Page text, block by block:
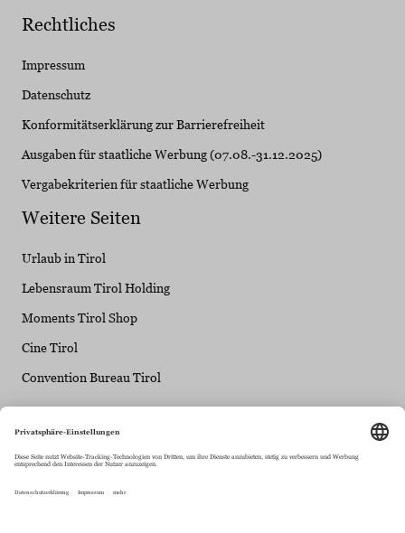
Rechtliches
Impressum
Datenschutz
Konformitätserklärung zur Barrierefreiheit
Ausgaben für staatliche Werbung (07.08.-31.12.2025)
Vergabekriterien für staatliche Werbung
Weitere Seiten
Urlaub in Tirol
Lebensraum Tirol Holding
Moments Tirol Shop
Cine Tirol
Convention Bureau Tirol